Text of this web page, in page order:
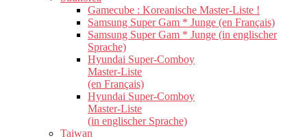
Gamecube : Koreanische Master-Liste !
Samsung Super Gam * Junge (en Français)
Samsung Super Gam * Junge (in englischer
Sprache)
Hyundai Super-Comboy
Master-Liste
(en Français)
Hyundai Super-Comboy
Master-Liste
(in englischer Sprache)
Taiwan